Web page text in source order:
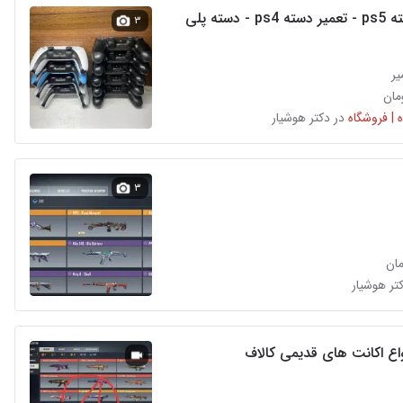
تعمیر دسته ps5 - تعمیر دسته ps4 - دسته پلی
| فروشگاهدر دکتر هوشیار
۳
هوشیار
۳
اکانت های قدیمی کالاف